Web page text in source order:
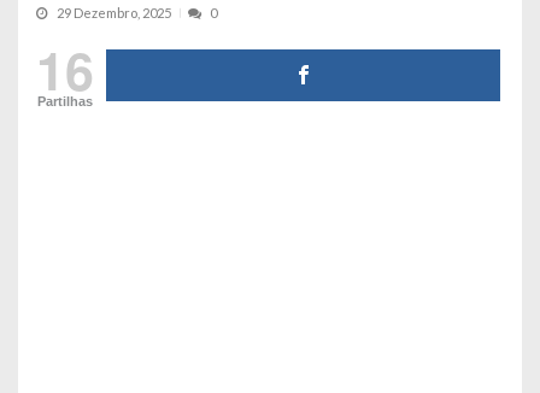
29 Dezembro, 2025 0
16
Partilhas